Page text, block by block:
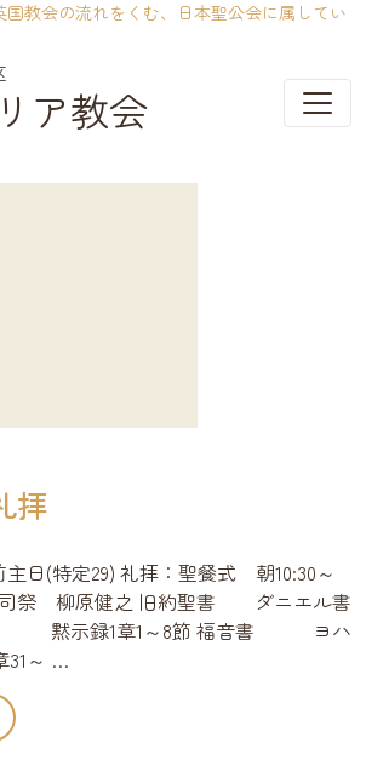
教会の流れをくむ、日本聖公会に属してい
ション
ア教会
拝
日(特定29) 礼拝：聖餐式 朝10:30～
司祭 柳原健之 旧約聖書 ダニエル書
書 黙示録1章1～8節 福音書 ヨハ
31～ …
11月24日の礼拝